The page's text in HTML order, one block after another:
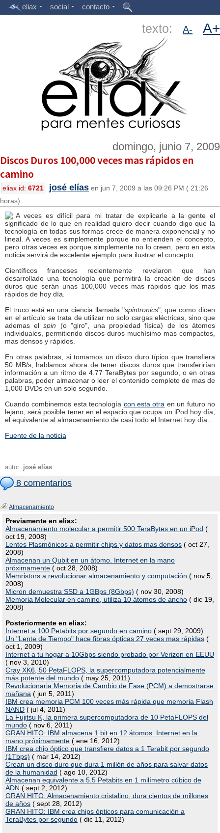
eliax social contacto
texto: A- A+
domingo, junio 7, 2009
Discos Duros 100,000 veces mas rápidos en
camino
eliax id: 6721 josé elías en jun 7, 2009 a las 09:26 PM ( 21:26
horas)
A veces es difícil para mi tratar de explicarle a la gente el
significado de lo que en realidad quiero decir cuando digo que la
tecnología en todas sus formas crece de manera exponencial y no
lineal. A veces es simplemente porque no entienden el concepto,
pero otras veces es porque simplemente no lo creen, pero en esta
noticia servirá de excelente ejemplo para ilustrar el concepto.
Científicos franceses recientemente revelaron que han
desarrollado una tecnología que permitirá la creación de discos
duros que serán unas 100,000 veces mas rápidos que los mas
rápidos de hoy día.
El truco está en una ciencia llamada "spintronics", que como dicen
en el artículo se trata de utilizar no solo cargas eléctricas, sino que
ademas elspin (o "giro", una propiedad física) de los átomos
individuales, permitiendo discos duros muchísimo mas compactos,
mas densos y rápidos.
En otras palabras, si tomamos un disco duro típico que transfiera
50 MB/s, hablamos ahora de tener discos duros que transferirían
información a un ritmo de 4.77 TeraBytes por segundo, o en otras
palabras, poder almacenar o leer el contenido completo de mas de
1,000 DVDs en un solo segundo.
Cuando combinemos esta tecnología con esta otra en un futuro no
lejano, será posible tener en el espacio que ocupa un iPod hoy día,
el equivalente al almacenamiento de casi todo el Internet hoy día...
Fuente de la noticia
autor: josé elías
8 comentarios
Almacenamiento
Previamente en eliax:
Almacenamiento molecular a permitir 500 TeraBytes en un iPod (
oct 19, 2008)
Lentes Plasmónicos a permitir chips y datos mas densos ( oct 27,
2008)
Almacenan un Qubit en un átomo. Internet en la mano
próximamente ( oct 28, 2008)
Memristors a revolucionar almacenamiento y computación ( nov 5,
2008)
Micron demuestra SSD a 1GBps (8Gbps) ( nov 30, 2008)
Memoria Molecular en camino, utiliza 10 átomos de ancho ( dic 19,
2008)
Posteriormente en eliax:
Internet a 100 Petabits por segundo en camino ( sept 29, 2009)
Un "Lente de Tiempo" hace fibras ópticas 27 veces mas rápidas (
oct 1, 2009)
Internet a tu hogar a 10Gbps siendo probado por Verizon en EEUU
( nov 3, 2010)
Cray XK6, 50 PetaFLOPS, la supercomputadora potencialmente
más potente del mundo ( may 25, 2011)
Revolucionaria Memoria de Cambio de Fase (PCM) a demostrarse
mañana ( jun 5, 2011)
IBM crea memoria PCM 100 veces más rápida que memoria Flash
NAND ( jul 4, 2011)
La Fujitsu K, la primera supercomputadora de 10 PetaFLOPS del
mundo ( nov 6, 2011)
GRAN HITO: IBM almacena 1 bit en 12 átomos. Internet en la
mano próximamente ( ene 16, 2012)
IBM crea chip óptico que transfiere datos a 1 Terabit por segundo
(1Tbps) ( mar 14, 2012)
Crean un disco duro que dura 1 millón de años para salvar datos
de la humanidad ( ago 10, 2012)
Almacenan equivalente a 5.5 Petabits en 1 milímetro cúbico de
ADN ( sept 2, 2012)
GRAN HITO: Almacenamiento cristalino, dura cientos de millones
de años ( sept 28, 2012)
GRAN HITO: IBM crea chips ópticos para comunicación a
TeraBytes por segundo ( dic 11, 2012)